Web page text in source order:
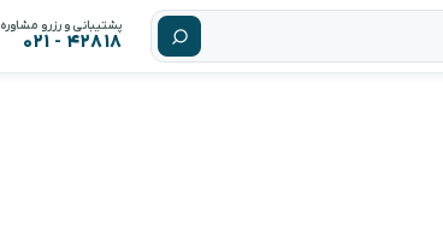
پشتیبانی و رزرو مشاوره
۴۲۸۱۸ - ۰۲۱